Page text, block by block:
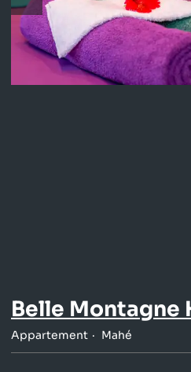
Belle Montagne
Appartement Mahé